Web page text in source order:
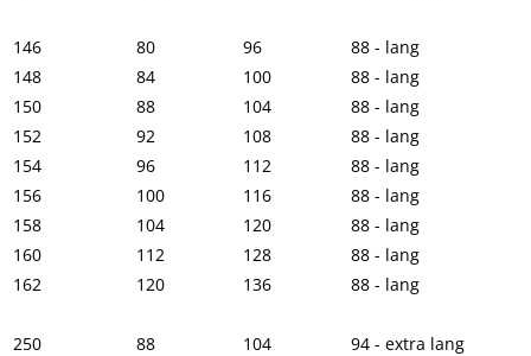
146 80 96
88 - lang
148
84 100
88 - lang
150
88 104
88 - lang
152
92 108
88 - lang
154
96 112
88 - lang
156
100 116
88 - lang
158
104 120
88 - lang
160
112 128
88 - lang
162
120 136 88 - lang
250 88 104
94 - extra lang